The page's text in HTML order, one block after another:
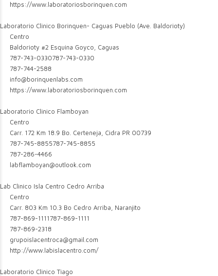
https://www.laboratoriosborinquen.com
Laboratorio Clinico Borinquen- Caguas Pueblo (Ave. Baldorioty)
Centro
Baldorioty #2 Esquina Goyco, Caguas
787-743-0330787-743-0330
787-744-2588
info@borinquenlabs.com
https://www.laboratoriosborinquen.com
Laboratorio Clinico Flamboyan
Centro
Carr. 172 Km 18.9 Bo. Certeneja, Cidra PR 00739
787-745-8855787-745-8855
787-286-4466
labflamboyan@outlook.com
Lab Clinico Isla Centro Cedro Arriba
Centro
Carr. 803 Km 10.3 Bo Cedro Arriba, Naranjito
787-869-1111787-869-1111
787-869-2318
grupoislacentroca@gmail.com
http://www.labislacentro.com/
Laboratorio Clinico Tiago